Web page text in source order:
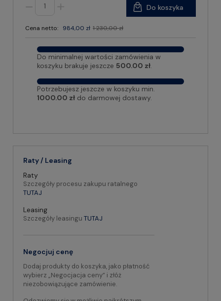
Cena netto: 984,00 zł 1 230,00 zł
Do koszyka
Do minimalnej wartości zamówienia w
koszyku brakuje jeszcze 500.00 zł.
Potrzebujesz jeszcze w koszyku min.
1000.00 zł do darmowej dostawy.
Raty / Leasing
Raty
Szczegóły procesu zakupu ratalnego
TUTAJ
Leasing
Szczegóły leasingu TUTAJ
Negocjuj cenę
Dodaj produkty do koszyka, jako płatność
wybierz „Negocjacja ceny” i złóż
niezobowiązujące zamówienie.